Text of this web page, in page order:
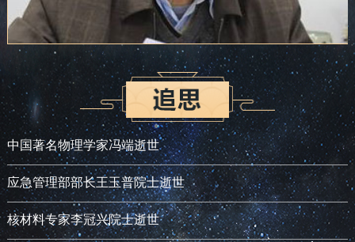
中国著名物理学家冯端逝世
应急管理部部长王玉普院士逝世
核材料专家李冠兴院士逝世